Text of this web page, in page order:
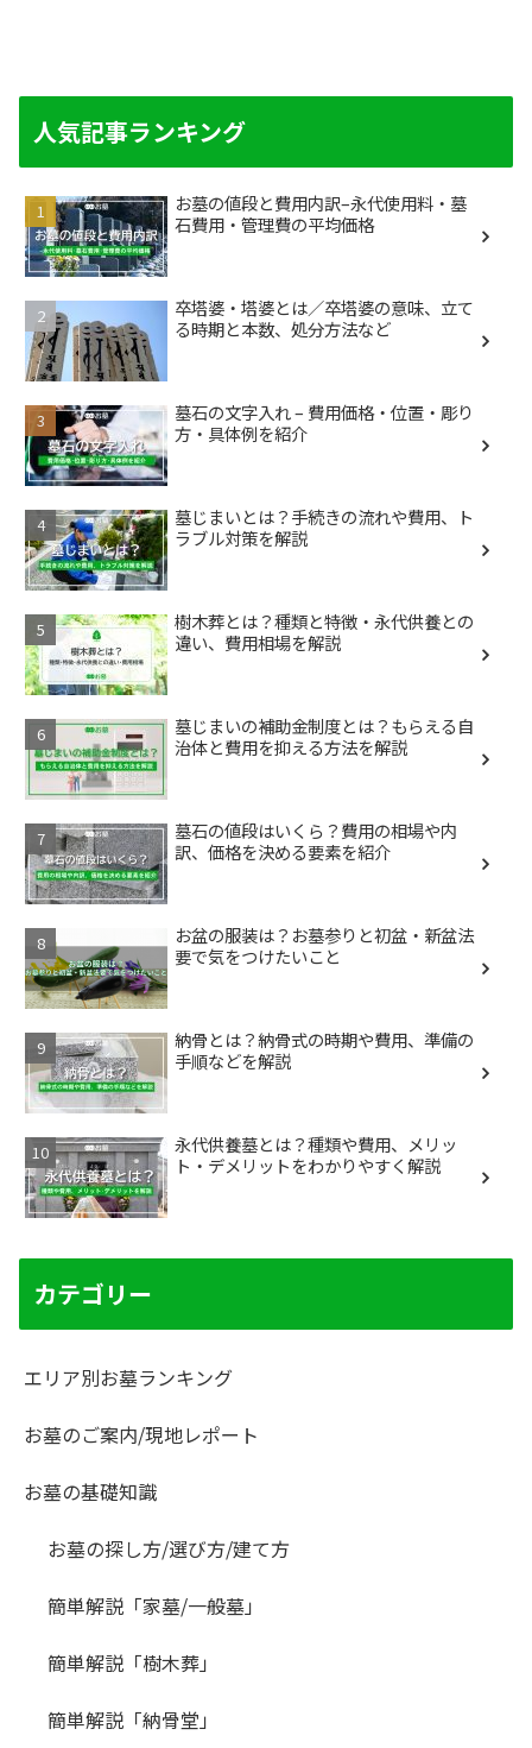
人気記事ランキング
お墓の値段と費用内訳–永代使用料・墓
石費用・管理費の平均価格
卒塔婆・塔婆とは／卒塔婆の意味、立て
る時期と本数、処分方法など
墓石の文字入れ – 費用価格・位置・彫り
方・具体例を紹介
墓じまいとは？手続きの流れや費用、ト
ラブル対策を解説
樹木葬とは？種類と特徴・永代供養との
違い、費用相場を解説
墓じまいの補助金制度とは？もらえる自
治体と費用を抑える方法を解説
墓石の値段はいくら？費用の相場や内
訳、価格を決める要素を紹介
お盆の服装は？お墓参りと初盆・新盆法
要で気をつけたいこと
納骨とは？納骨式の時期や費用、準備の
手順などを解説
永代供養墓とは？種類や費用、メリッ
ト・デメリットをわかりやすく解説
カテゴリー
エリア別お墓ランキング
お墓のご案内/現地レポート
お墓の基礎知識
お墓の探し方/選び方/建て方
簡単解説「家墓/一般墓」
簡単解説「樹木葬」
簡単解説「納骨堂」